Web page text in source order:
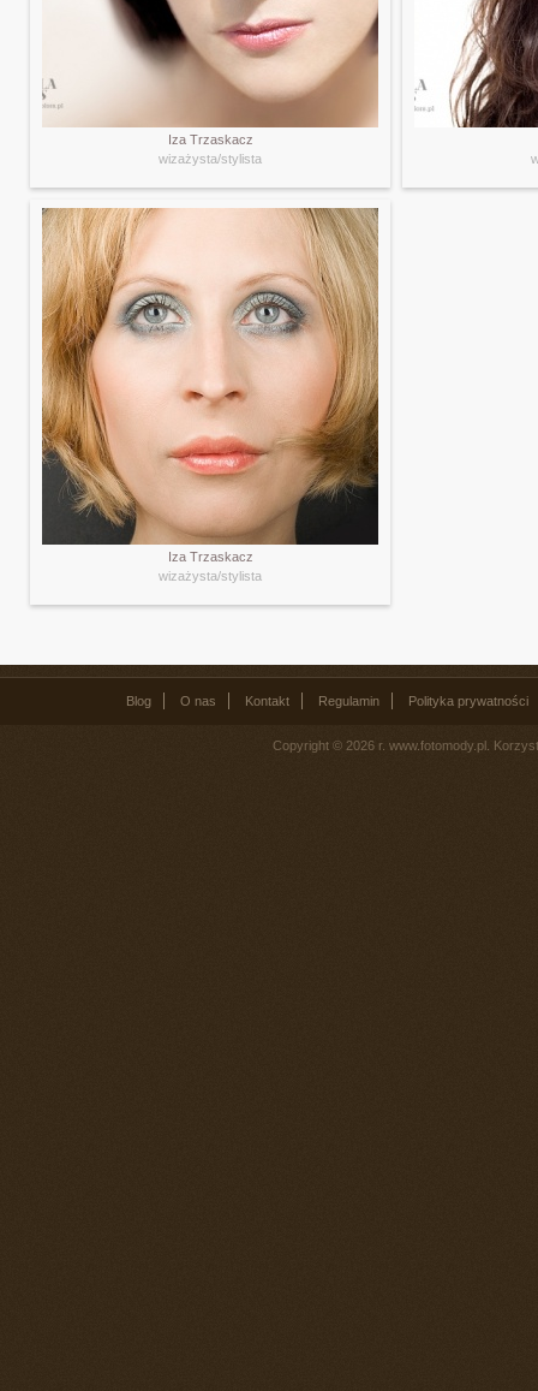
Iza Trzaskacz
wizażysta/stylista
Iza Trzaskacz
wizażysta/stylista
Blog O nas Kontakt Regulamin Polityka prywatności
Copyright © 2026 r. www.fotomody.pl.